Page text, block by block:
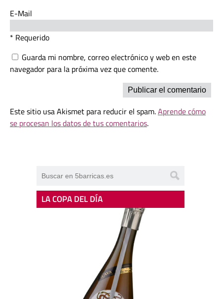
E-Mail
* Requerido
Guarda mi nombre, correo electrónico y web en este
navegador para la próxima vez que comente.
Este sitio usa Akismet para reducir el spam.Aprende cómo
se procesan los datos de tus comentarios.
LA COPA DEL DÍA